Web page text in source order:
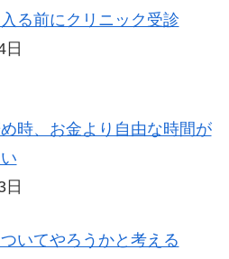
る前にクリニック受診
日
時、お金より自由な時間が
日
いてやろうかと考える